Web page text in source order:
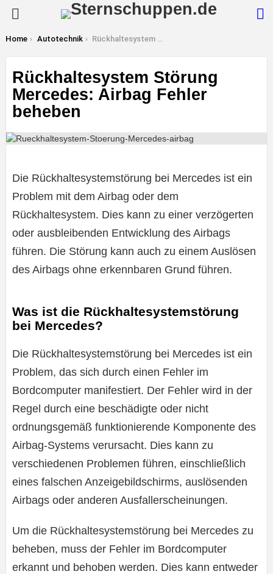
You are here:
Home Autotechnik Rückhaltesystem Störung Mercedes: Airbag Fehler beheben
Rückhaltesystem Störung
Mercedes: Airbag Fehler
beheben
Die Rückhaltesystemstörung bei Mercedes ist ein
Problem mit dem Airbag oder dem
Rückhaltesystem. Dies kann zu einer verzögerten
oder ausbleibenden Entwicklung des Airbags
führen. Die Störung kann auch zu einem Auslösen
des Airbags ohne erkennbaren Grund führen.
Was ist die Rückhaltesystemstörung
bei Mercedes?
Die Rückhaltesystemstörung bei Mercedes ist ein
Problem, das sich durch einen Fehler im
Bordcomputer manifestiert. Der Fehler wird in der
Regel durch eine beschädigte oder nicht
ordnungsgemäß funktionierende Komponente des
Airbag-Systems verursacht. Dies kann zu
verschiedenen Problemen führen, einschließlich
eines falschen Anzeigebildschirms, auslösenden
Airbags oder anderen Ausfallerscheinungen.
Um die Rückhaltesystemstörung bei Mercedes zu
beheben, muss der Fehler im Bordcomputer
erkannt und behoben werden. Dies kann entweder